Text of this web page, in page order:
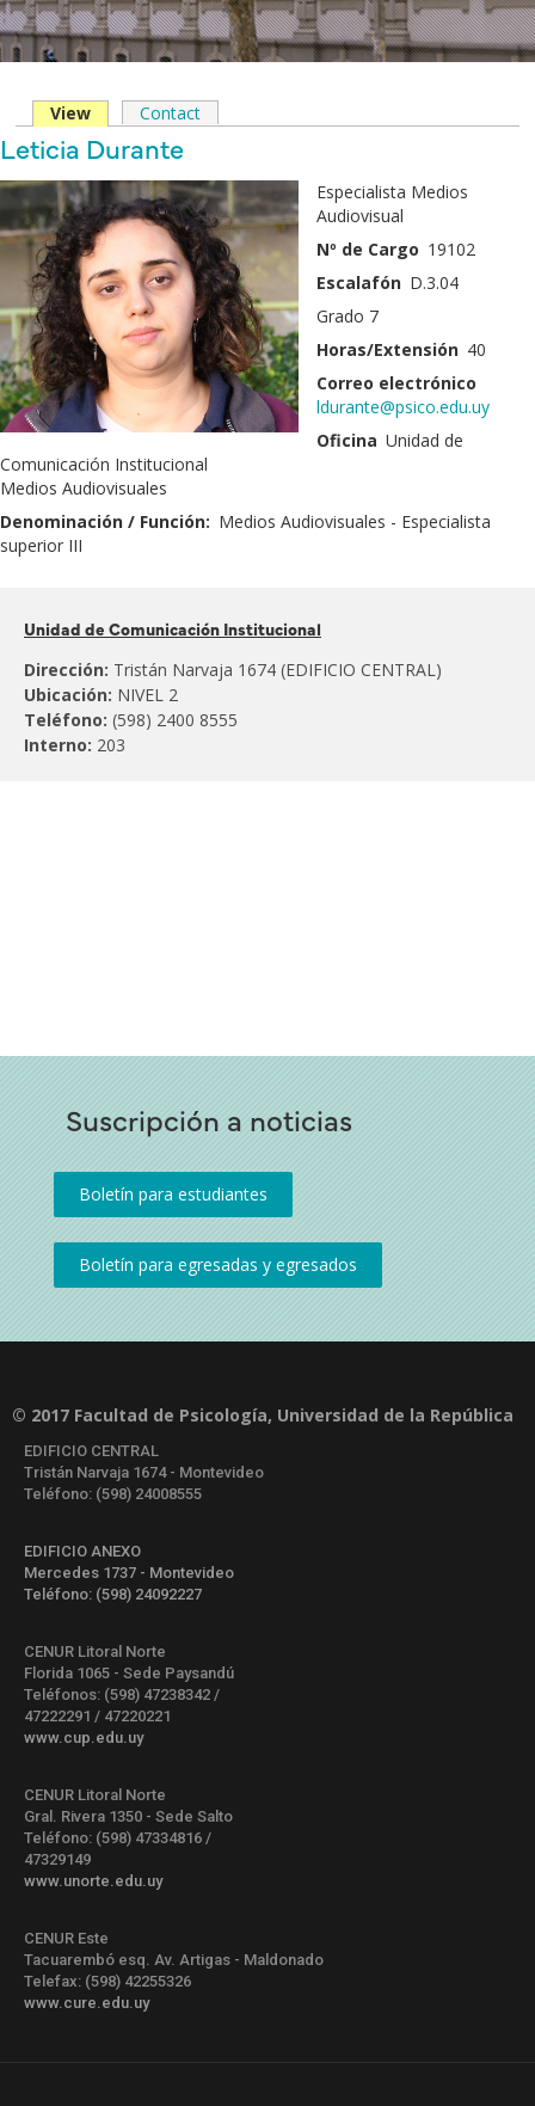
Solapas
principales
View (solapa
activa)
Contact
Nombre
y
Apellido
Leticia Durante
Fotografía
Especialista Medios
Audiovisual
Nº de Cargo 19102
Escalafón D.3.04
Grado 7
Horas/Extensión 40
Correo electrónico
ldurante@psico.edu.uy
Oficina Unidad de
Comunicación Institucional
Medios Audiovisuales
Denominación / Función: Medios Audiovisuales - Especialista
superior III
al
Unidad de Comunicación Institucional
Dirección: Tristán Narvaja 1674 (EDIFICIO CENTRAL)
Ubicación: NIVEL 2
Teléfono: (598) 2400 8555
Interno: 203
Suscripción a noticias
© 2017 Facultad de Psicología, Universidad de la República
EDIFICIO CENTRAL
Tristán Narvaja 1674 - Montevideo
Teléfono: (598) 24008555
EDIFICIO ANEXO
Mercedes 1737 - Montevideo
Teléfono: (598) 24092227
CENUR Litoral Norte
Florida 1065 - Sede Paysandú
Teléfonos: (598) 47238342 /
47222291 / 47220221
www.cup.edu.uy
CENUR Litoral Norte
Gral. Rivera 1350 - Sede Salto
Teléfono: (598) 47334816 /
47329149
www.unorte.edu.uy
CENUR Este
Tacuarembó esq. Av. Artigas - Maldonado
Telefax: (598) 42255326
www.cure.edu.uy